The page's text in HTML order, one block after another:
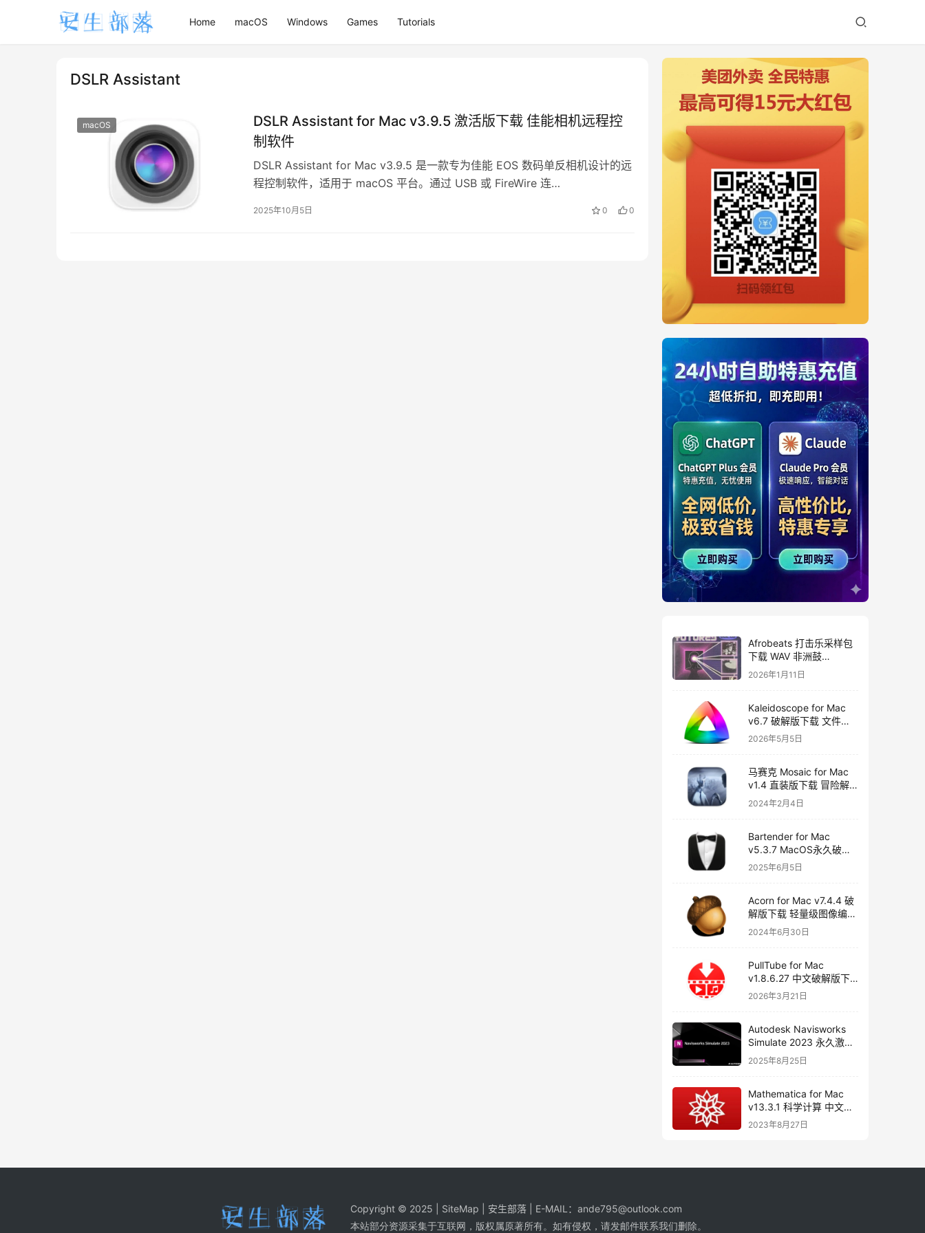
Home macOS Windows Games Tutorials
DSLR Assistant
macOS
DSLR Assistant for Mac v3.9.5 激活版下载 佳能相机远程控
制软件
DSLR Assistant for Mac v3.9.5 是一款专为佳能 EOS 数码单反相机设计的远
程控制软件，适用于 macOS 平台。通过 USB 或 FireWire 连…
2025年10月5日 0 0
Afrobeats 打击乐采样包
下载 WAV 非洲鼓
Amapiano Afro House
Futures Vol 2
2026年1月11日
Kaleidoscope for Mac
v6.7 破解版下载 文件比
较工具
2026年5月5日
马赛克 Mosaic for Mac
v1.4 直装版下载 冒险解
谜游戏
2024年2月4日
Bartender for Mac
v5.3.7 MacOS永久破解
版下载
2025年6月5日
Acorn for Mac v7.4.4 破
解版下载 轻量级图像编辑
器
2024年6月30日
PullTube for Mac
v1.8.6.27 中文破解版下
载 视频下载工具
2026年3月21日
Autodesk Navisworks
Simulate 2023 永久激活
破解版下载
2025年8月25日
Mathematica for Mac
v13.3.1 科学计算 中文破
解版下载
2023年8月27日
Copyright © 2025 | SiteMap | 安生部落 | E-MAIL： ande795@outlook.com
本站部分资源采集于互联网，版权属原著所有。如有侵权，请发邮件联系我们删除。